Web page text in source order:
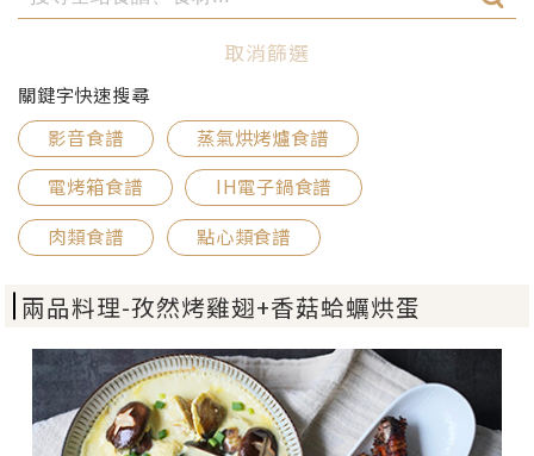
取消篩選
關鍵字快速搜尋
影音食譜
蒸氣烘烤爐食譜
電烤箱食譜
IH電子鍋食譜
肉類食譜
點心類食譜
兩品料理-孜然烤雞翅+香菇蛤蠣烘蛋